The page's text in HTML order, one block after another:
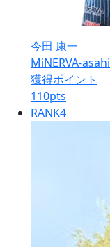
今田 康一
MiNERVA-asahi
獲得ポイント
110pts
RANK4